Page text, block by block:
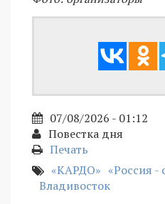
07/08/2026 - 01:12
Повестка дня
Печать
«КАРДО» «Россия -
Владивосток